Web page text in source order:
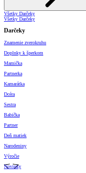
Všetky Darčeky
Všetky Darčeky
Darčeky
Znamenie zverokruhu
Doplnky k šperkom
Mamička
Partnerka
Kamarátka
Dcéra
Sestra
Babička
Partner
Deň matiek
Narodeniny
Výročie
Novinky